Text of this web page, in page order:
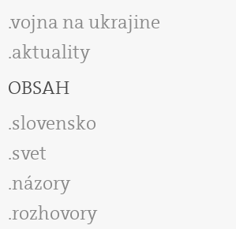
vojna na ukrajine
aktuality
OBSAH
slovensko
svet
názory
rozhovory